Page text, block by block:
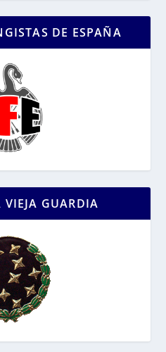
DE ESPAÑA
GUARDIA